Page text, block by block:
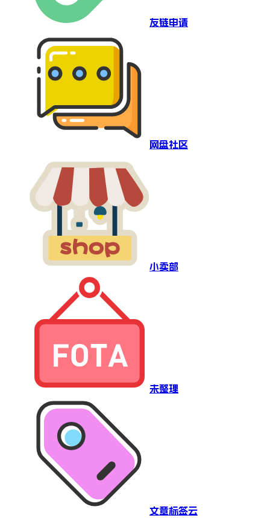
友链申请
网盘社区
小卖部
未整理
文章标签云